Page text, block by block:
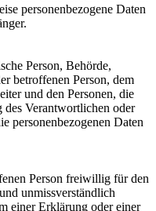
personenbezogene Daten
Person, Behörde,
betroffenen Person, dem
und den Personen, die
des Verantwortlichen oder
personenbezogenen Daten
Person freiwillig für den
unmissverständlich
einer Erklärung oder einer